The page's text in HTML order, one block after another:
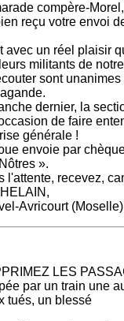
compère-
reçu votre envoi
avec un réel plaisir
militants de
sont
dernier, la
de faire
générale !
envoie par
».
l'attente, recevez,
Avricourt (Moselle)
LES
par un train une
tués, un blessé